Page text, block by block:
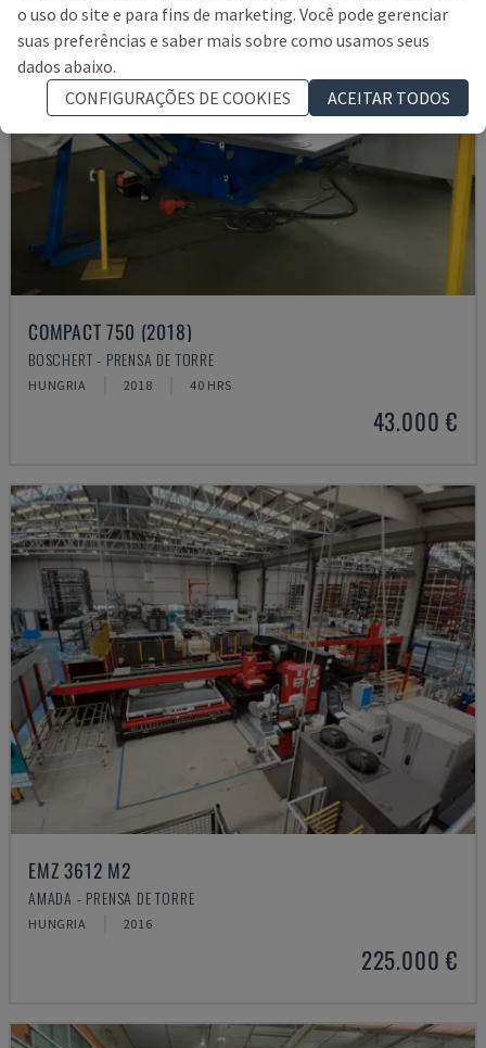
COMPACT 750 (2018)
BOSCHERT - PRENSA DE TORRE
HUNGRIA 2018 40 HRS
43.000 €
EMZ 3612 M2
AMADA - PRENSA DE TORRE
HUNGRIA 2016
225.000 €
o uso do site e para fins de marketing. Você pode gerenciar
suas preferências e saber mais sobre como usamos seus
dados abaixo.
CONFIGURAÇÕES DE COOKIES
ACEITAR TODOS